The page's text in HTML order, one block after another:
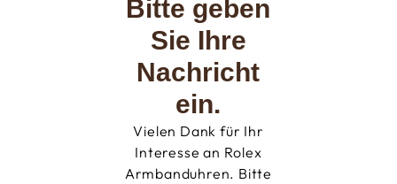
Bitte geben
Sie Ihre
Nachricht
ein.
Vielen Dank für Ihr
Interesse an Rolex
Armbanduhren. Bitte